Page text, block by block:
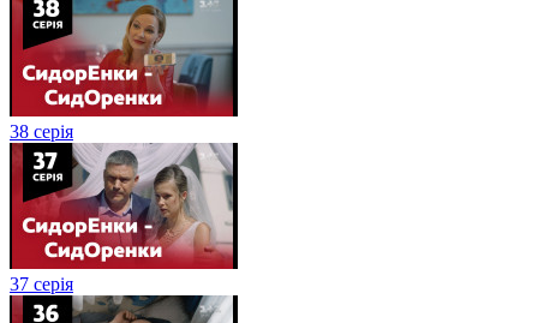
38 серія
37 серія